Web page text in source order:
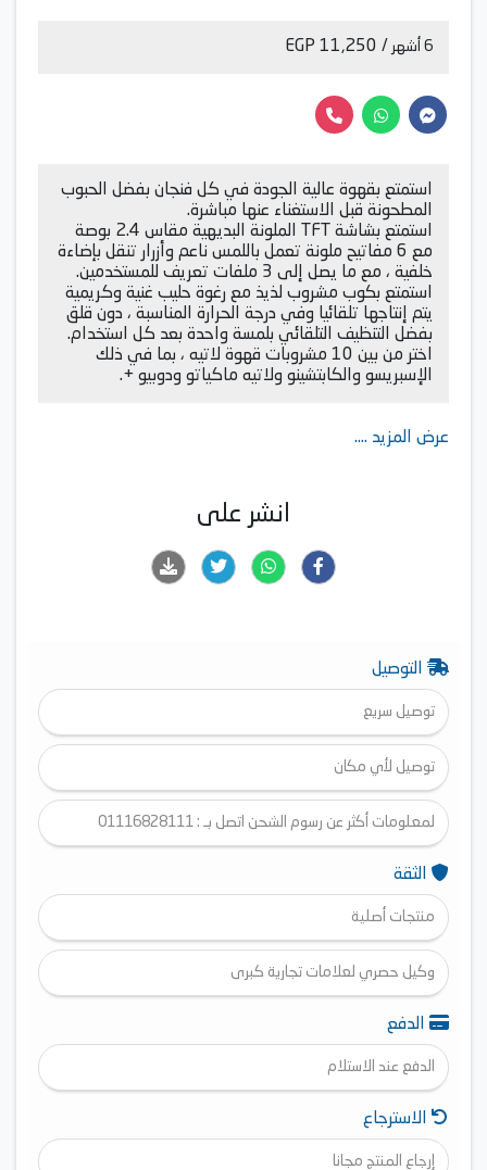
6 أشهر / 11,250 EGP
استمتع بقهوة عالية الجودة في كل فنجان بفضل الحبوب
المطحونة قبل الاستغناء عنها مباشرة.
استمتع بشاشة TFT الملونة البديهية مقاس 2.4 بوصة
مع 6 مفاتيح ملونة تعمل باللمس ناعم وأزرار تنقل بإضاءة
خلفية ، مع ما يصل إلى 3 ملفات تعريف للمستخدمين.
استمتع بكوب مشروب لذيذ مع رغوة حليب غنية وكريمية
يتم إنتاجها تلقائيا وفي درجة الحرارة المناسبة ، دون قلق
بفضل التنظيف التلقائي بلمسة واحدة بعد كل استخدام.
اختر من بين 10 مشروبات قهوة لاتيه ، بما في ذلك
الإسبريسو والكابتشينو ولاتيه ماكياتو ودوبيو +.
عرض المزيد ....
انشر على
التوصيل
توصيل سريع
توصيل لأي مكان
لمعلومات أكثر عن رسوم الشحن اتصل بـ : 01116828111
الثقة
منتجات أصلية
وكيل حصري لعلامات تجارية كبرى
الدفع
الدفع عند الاستلام
الاسترجاع
إرجاع المنتج مجانا